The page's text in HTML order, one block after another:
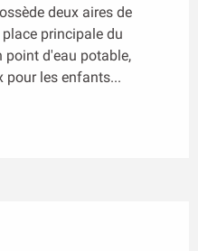
deux aires de
principale du
point d'eau potable,
pour les enfants...